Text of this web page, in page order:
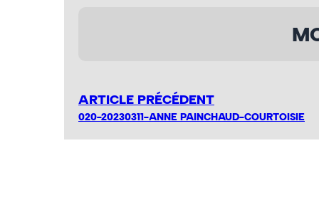
ARTICLE PRÉCÉDENT
020-20230311-ANNE PAINCHAUD-COURTOISIE